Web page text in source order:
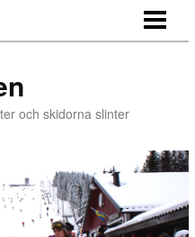
och skidorna slinter